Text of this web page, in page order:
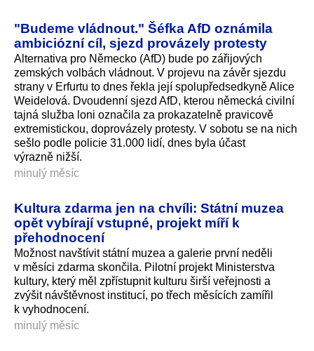
"Budeme vládnout." Šéfka AfD oznámila
ambiciózní cíl, sjezd provázely protesty
Alternativa pro Německo (AfD) bude po zářijových
zemských volbách vládnout. V projevu na závěr sjezdu
strany v Erfurtu to dnes řekla její spolupředsedkyně Alice
Weidelová. Dvoudenní sjezd AfD, kterou německá civilní
tajná služba loni označila za prokazatelně pravicově
extremistickou, doprovázely protesty. V sobotu se na nich
sešlo podle policie 31.000 lidí, dnes byla účast
výrazně nižší.
minulý měsíc
Kultura zdarma jen na chvíli: Státní muzea
opět vybírají vstupné, projekt míří k
přehodnocení
Možnost navštívit státní muzea a galerie první neděli
v měsíci zdarma skončila. Pilotní projekt Ministerstva
kultury, který měl zpřístupnit kulturu širší veřejnosti a
zvýšit návštěvnost institucí, po třech měsících zamířil
k vyhodnocení.
minulý měsíc